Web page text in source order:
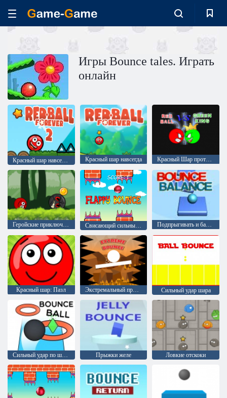
Игры Bounce tales. Играть
онлайн
Красный шар навсегда 2 Красный шар навсегда Красный Шар против Зеленого Короля
Геройские приключение шара: красный отскок Свисающий сильный удар Подпрыгивать и балансировать
Красный шар: Пазл Экстремальный прыжок Сильный удар шара
Сильный удар по шару Прыжки желе Ловкие отскоки